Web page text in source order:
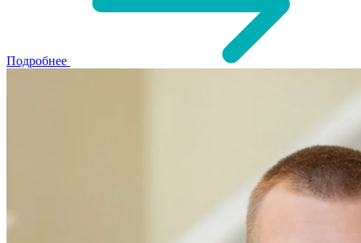
Подробнее